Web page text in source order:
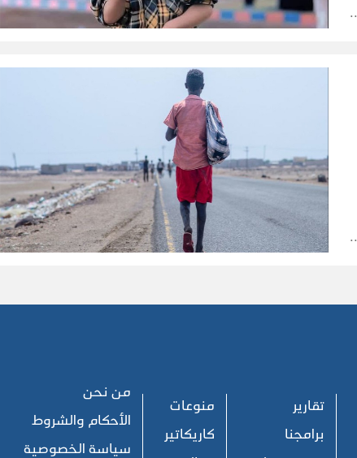
تقارير
برامجنا
منوعات
كاريكاتير
من نحن
الأحكام والشروط
سياسة الخصوصية